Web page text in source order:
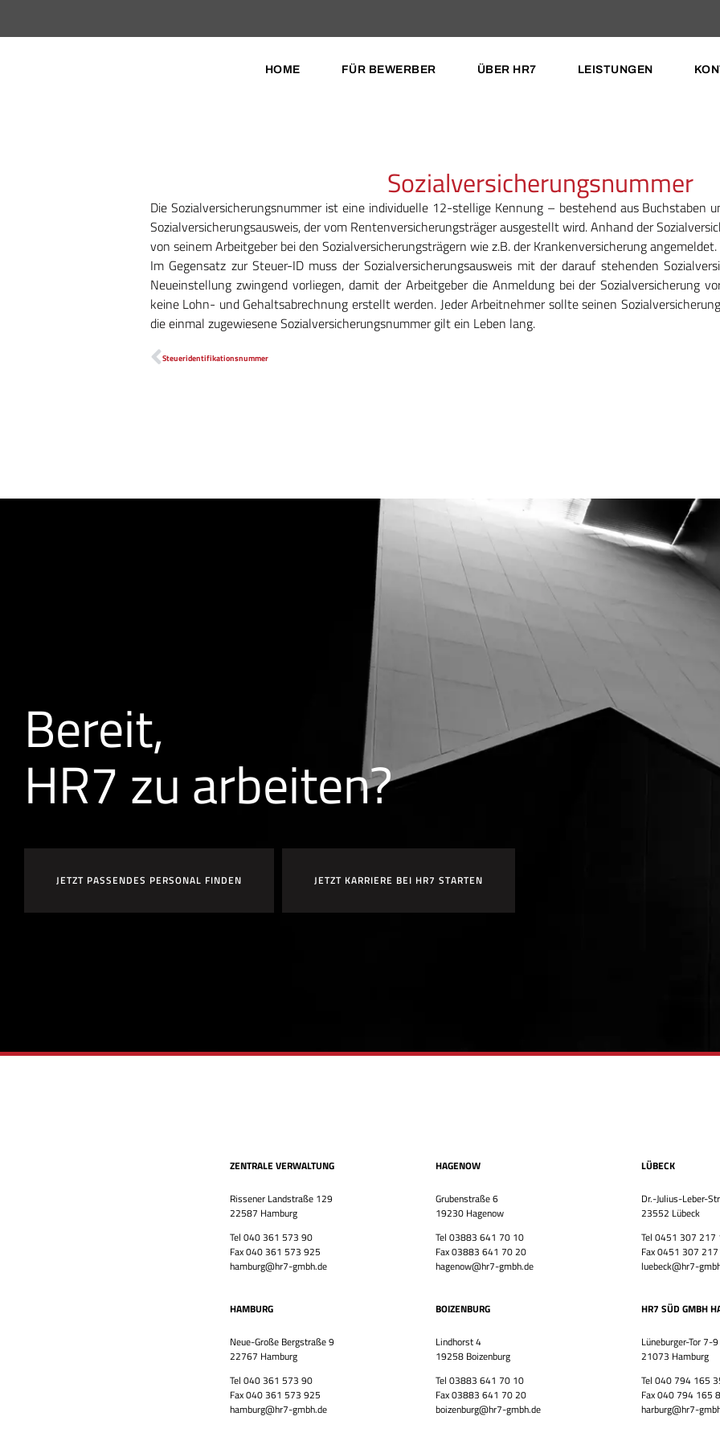
HOME FÜR BEWERBER ÜBER HR7 LEISTUNGEN
Sozialversicherungsnummer
Die Sozialversicherungsnummer ist eine individuelle 12-stellige Kennung – bestehend aus Buchstaben
Sozialversicherungsausweis, der vom Rentenversicherungsträger ausgestellt wird. Anhand der
von seinem Arbeitgeber bei den Sozialversicherungsträgern wie z.B. der Krankenversicherung angemeldet.
Im Gegensatz zur Steuer-ID muss der Sozialversicherungsausweis mit der darauf stehenden
Neueinstellung zwingend vorliegen, damit der Arbeitgeber die Anmeldung bei der Sozialversicherung
keine Lohn- und Gehaltsabrechnung erstellt werden. Jeder Arbeitnehmer sollte seinen
die einmal zugewiesene Sozialversicherungsnummer gilt ein Leben lang.
Steueridentifikationsnummer
Bereit,
HR7 zu arbeiten?
JETZT PASSENDES PERSONAL FINDEN JETZT KARRIERE BEI HR7 STARTEN
ZENTRALE VERWALTUNG
Rissener Landstraße 129
22587 Hamburg
Tel 040 361 573 90
Fax 040 361 573 925
hamburg@hr7-gmbh.de
HAMBURG
Neue-Große Bergstraße 9
22767 Hamburg
Tel 040 361 573 90
Fax 040 361 573 925
hamburg@hr7-gmbh.de
HAGENOW
Grubenstraße 6
19230 Hagenow
Tel 03883 641 70 10
Fax 03883 641 70 20
hagenow@hr7-gmbh.de
BOIZENBURG
Lindhorst 4
19258 Boizenburg
Tel 03883 641 70 10
Fax 03883 641 70 20
boizenburg@hr7-gmbh.de
LÜBECK
Dr.-Julius-Leber-
23552 Lübeck
Tel 0451 307 217
Fax 0451 307
luebeck@hr7-
HR7 SÜD GMBH
Lüneburger-Tor 7-9
21073 Hamburg
Tel 040 794 165
Fax 040 794 165
harburg@hr7-